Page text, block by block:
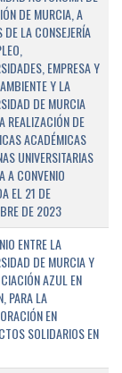
DE MURCIA, A
DE LA CONSEJERÍA
EMPRESA Y
Y LA
DE MURCIA
REALIZACIÓN DE
ACADÉMICAS
UNIVERSITARIAS
A CONVENIO
EL 21 DE
DE 2023
ENTRE LA
DE MURCIA Y
AZUL EN
PARA LA
EN
SOLIDARIOS EN